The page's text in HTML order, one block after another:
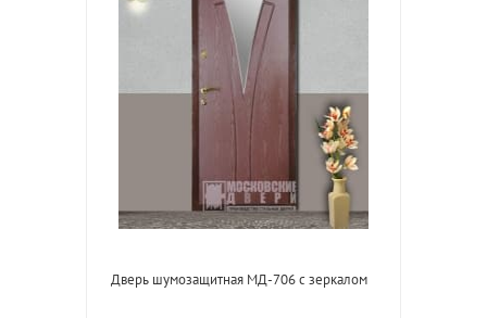
Дверь шумозащитная МД-706 с зеркалом